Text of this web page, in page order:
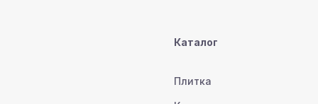
Каталог
Плитка